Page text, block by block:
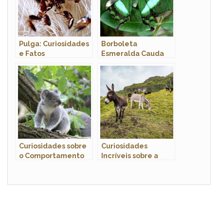
Pulga: Curiosidades
e Fatos
o Animal
Borboleta
Esmeralda Cauda
Características,
Habitat e Fotos
Curiosidades sobre
o Comportamento
Marsupiais
Curiosidades
Incríveis sobre a